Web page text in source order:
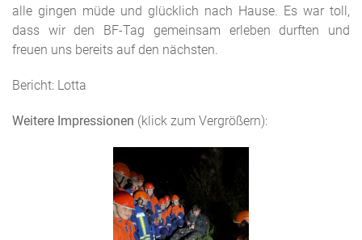
alle gingen müde und glücklich nach Hause. Es war toll,
dass wir den BF-Tag gemeinsam erleben durften und
freuen uns bereits auf den nächsten.
Bericht: Lotta
Weitere Impressionen (klick zum Vergrößern):